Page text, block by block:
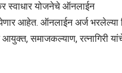
स्वाधार योजनेचे ऑनलाईन
येणार आहेत. ऑनलाईन अर्ज भरलेल्या
समाजकल्याण, रत्नागिरी